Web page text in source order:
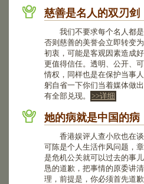
慈善是名人的双刃剑
我们不要求每个名人都是
否则慈善的美誉会立即转变
初衷，可能是客观因素造成
更值得信任。透明、公开、
情权，同样也是在保护当事
躬自省一下你们当着媒体做
有全部兑现。
>>详细
她的病就是中国的病
香港娱评人查小欣也在谈
可陈是个人生活作风问题，
是危机公关就可以过去的事
恳的道歉，把事情的原委讲
理，前提是，你必须首先道歉